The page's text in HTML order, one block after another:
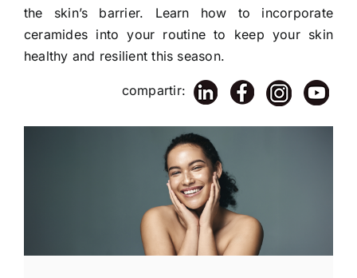
the skin’s barrier. Learn how to incorporate
ceramides into your routine to keep your skin
healthy and resilient this season.
compartir: